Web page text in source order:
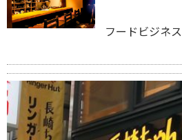
フードビジネス